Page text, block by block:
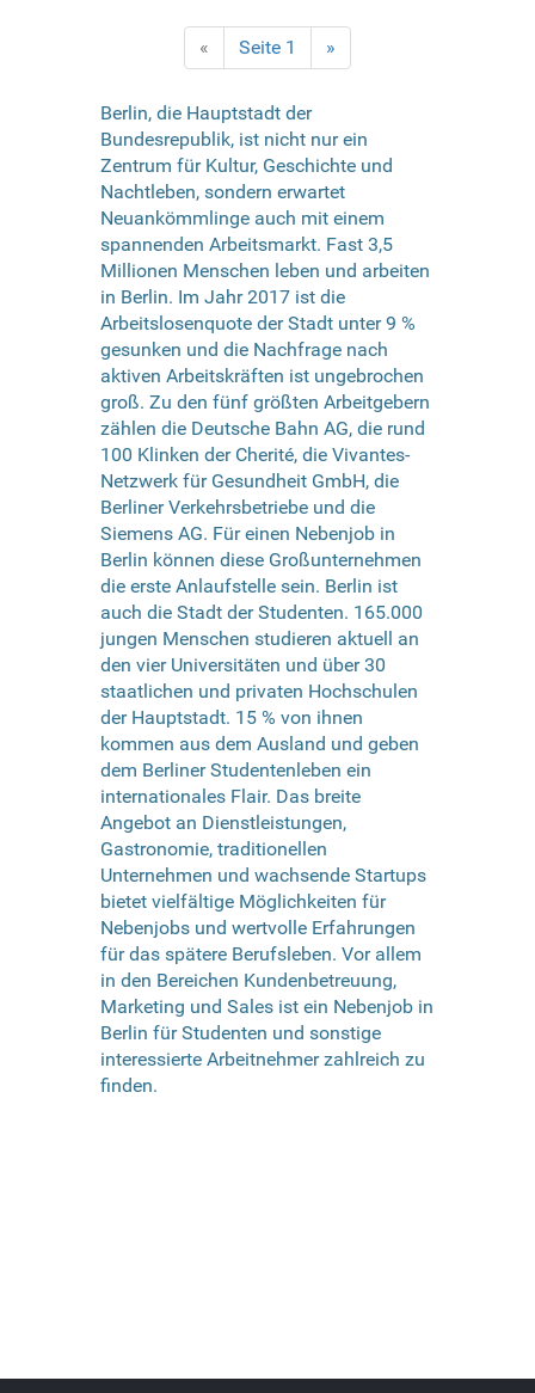
« Seite 1 »
Berlin, die Hauptstadt der
Bundesrepublik, ist nicht nur ein
Zentrum für Kultur, Geschichte und
Nachtleben, sondern erwartet
Neuankömmlinge auch mit einem
spannenden Arbeitsmarkt. Fast 3,5
Millionen Menschen leben und arbeiten
in Berlin. Im Jahr 2017 ist die
Arbeitslosenquote der Stadt unter 9 %
gesunken und die Nachfrage nach
aktiven Arbeitskräften ist ungebrochen
groß. Zu den fünf größten Arbeitgebern
zählen die Deutsche Bahn AG, die rund
100 Klinken der Cherité, die Vivantes-
Netzwerk für Gesundheit GmbH, die
Berliner Verkehrsbetriebe und die
Siemens AG. Für einen Nebenjob in
Berlin können diese Großunternehmen
die erste Anlaufstelle sein. Berlin ist
auch die Stadt der Studenten. 165.000
jungen Menschen studieren aktuell an
den vier Universitäten und über 30
staatlichen und privaten Hochschulen
der Hauptstadt. 15 % von ihnen
kommen aus dem Ausland und geben
dem Berliner Studentenleben ein
internationales Flair. Das breite
Angebot an Dienstleistungen,
Gastronomie, traditionellen
Unternehmen und wachsende Startups
bietet vielfältige Möglichkeiten für
Nebenjobs und wertvolle Erfahrungen
für das spätere Berufsleben. Vor allem
in den Bereichen Kundenbetreuung,
Marketing und Sales ist ein Nebenjob in
Berlin für Studenten und sonstige
interessierte Arbeitnehmer zahlreich zu
finden.